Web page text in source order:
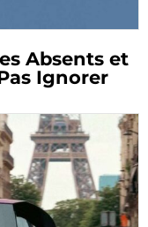
Absents et
Ignorer